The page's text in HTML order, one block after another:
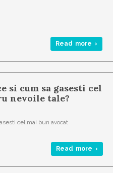
Read more ›
si cum sa gasesti cel
nevoile tale?
cel mai bun avocat
Read more ›